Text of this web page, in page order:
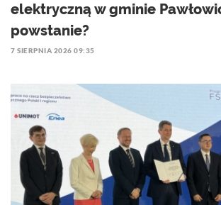
elektryczną w gminie
powstanie?
7 SIERPNIA 2026 09:35